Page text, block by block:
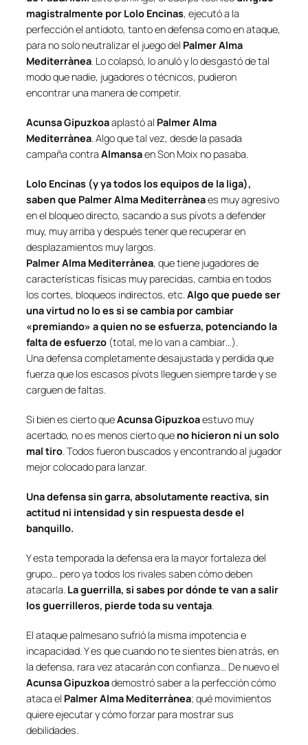
magistralmente por Lolo Encinas, ejecutó a la
perfección el antídoto, tanto en defensa como en ataque,
para no solo neutralizar el juego del Palmer Alma
Mediterrànea. Lo colapsó, lo anuló y lo desgastó de tal
modo que nadie, jugadores o técnicos, pudieron
encontrar una manera de competir.
Acunsa Gipuzkoaaplastó al Palmer Alma
Mediterrànea. Algo que tal vez, desde la pasada
campaña contra Almansaen Son Moix no pasaba.
Lolo Encinas (y ya todos los equipos de la liga),
saben que Palmer Alma Mediterràneaes muy agresivo
en el bloqueo directo, sacando a sus pívots a defender
muy, muy arriba y después tener que recuperar en
desplazamientos muy largos.
Palmer Alma Mediterrànea, que tiene jugadores de
características físicas muy parecidas, cambia en todos
los cortes, bloqueos indirectos, etc.Algo que puede ser
una virtud no lo es si se cambia por cambiar
«premiando» a quien no se esfuerza, potenciando la
falta de esfuerzo (total, me lo van a cambiar…).
Una defensa completamente desajustada y perdida que
fuerza que los escasos pívots lleguen siempre tarde y se
carguen de faltas.
Si bien es cierto queAcunsa Gipuzkoaestuvo muy
acertado, no es menos cierto que no hicieron ni un solo
mal tiro. Todos fueron buscados y encontrando al jugador
mejor colocado para lanzar.
Una defensa sin garra, absolutamente reactiva, sin
actitud ni intensidad y sin respuesta desde el
banquillo.
Y esta temporada la defensa era la mayor fortaleza del
grupo… pero ya todos los rivales saben cómo deben
atacarla. La guerrilla, si sabes por dónde te van a salir
los guerrilleros, pierde toda su ventaja.
El ataque palmesanosufrió la misma impotencia e
incapacidad. Y es que cuando no te sientes bien atrás, en
la defensa, rara vez atacarán con confianza… De nuevo el
Acunsa Gipuzkoademostró saber a la perfección cómo
ataca el Palmer Alma Mediterrànea; qué movimientos
quiere ejecutar y cómo forzar para mostrar sus
debilidades.